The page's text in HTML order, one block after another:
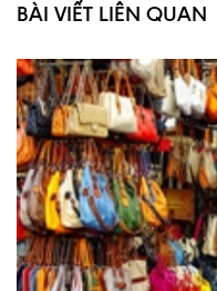
BÀI VIẾT LIÊN QUAN